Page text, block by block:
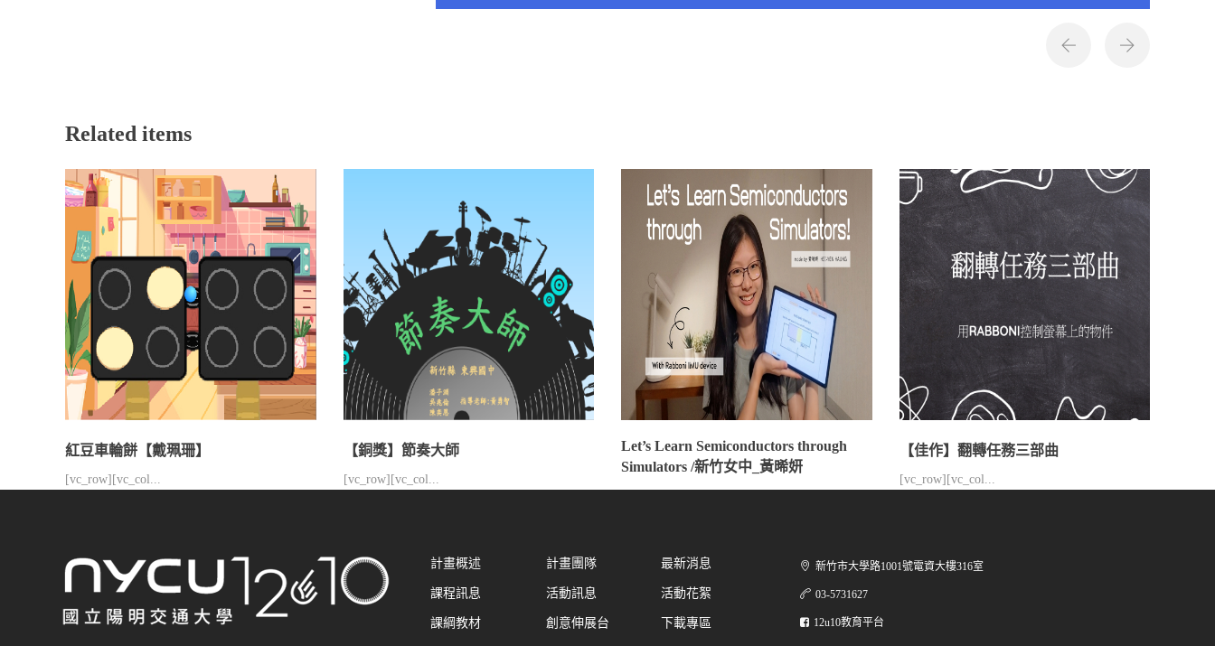
Related items
紅豆車輪餅【戴珮珊】
[vc_row][vc_col...
【銅獎】節奏大師
[vc_row][vc_col...
Let’s Learn Semiconductors through
Simulators /新竹女中_黃晞妍
【佳作】翻轉任務三部曲
[vc_row][vc_col...
計畫概述 計畫團隊 最新消息
課程訊息 活動訊息 活動花絮
課綱教材 創意伸展台 下載專區
新竹市大學路1001號電資大樓316室
03-5731627
12u10教育平台